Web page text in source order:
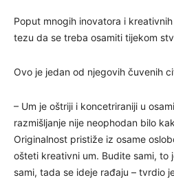
Poput mnogih inovatora i
tezu da se treba osamiti tijekom
Ovo je jedan od njegovih čuvenih
– Um je oštriji i koncetriraniji u
razmišljanje nije neophodan bilo
Originalnost pristiže iz osame
ošteti kreativni um. Budite sami, to
sami, tada se ideje rađaju – tvrdio